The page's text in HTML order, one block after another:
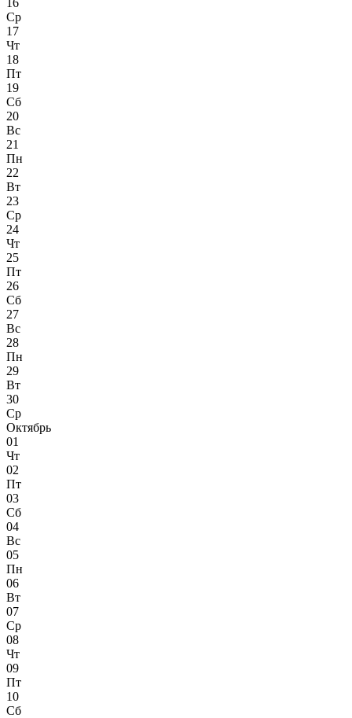
16
Ср
17
Чт
18
Пт
19
Сб
20
Вс
21
Пн
22
Вт
23
Ср
24
Чт
25
Пт
26
Сб
27
Вс
28
Пн
29
Вт
30
Ср
Октябрь
01
Чт
02
Пт
03
Сб
04
Вс
05
Пн
06
Вт
07
Ср
08
Чт
09
Пт
10
Сб